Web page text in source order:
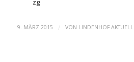
zg
9. MÄRZ 2015 / VON LINDENHOF AKTUELL